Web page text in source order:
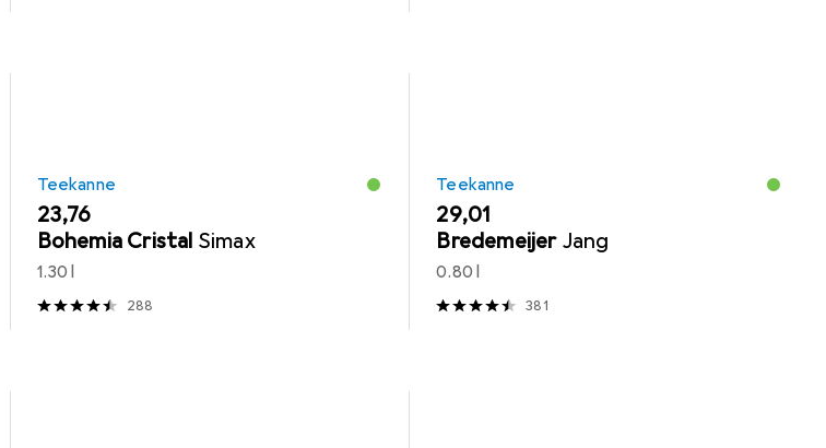
Teekanne
EUR
23,76
Bohemia Cristal Simax
1.30 l
288
Teekanne
EUR
29,01
Bredemeijer Jang
0.80 l
381